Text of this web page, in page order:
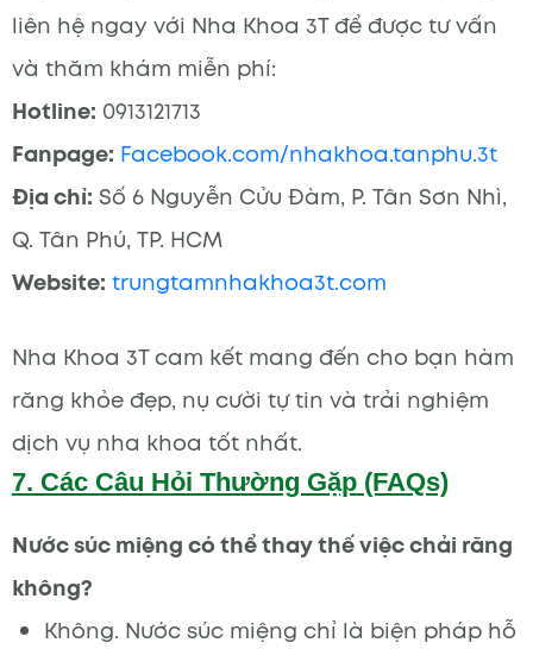
liên hệ ngay với Nha Khoa 3T để được tư vấn
và thăm khám miễn phí:
Hotline: 0913121713
Fanpage: Facebook.com/nhakhoa.tanphu.3t
Địa chỉ: Số 6 Nguyễn Cửu Đàm, P. Tân Sơn Nhì,
Q. Tân Phú, TP. HCM
Website: trungtamnhakhoa3t.com
Nha Khoa 3T cam kết mang đến cho bạn hàm
răng khỏe đẹp, nụ cười tự tin và trải nghiệm
dịch vụ nha khoa tốt nhất.
7. Các Câu Hỏi Thường Gặp (FAQs)
Nước súc miệng có thể thay thế việc chải răng
không?
Không. Nước súc miệng chỉ là biện pháp hỗ